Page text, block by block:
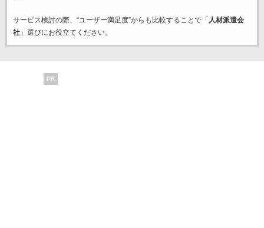
サービス検討の際、“ユーザー満足度”からも比較することで「 人材派遣会
社」選びにお役立てください。
PR